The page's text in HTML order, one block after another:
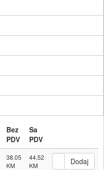
Bez
PDV
Sa
PDV
38.05 44.52